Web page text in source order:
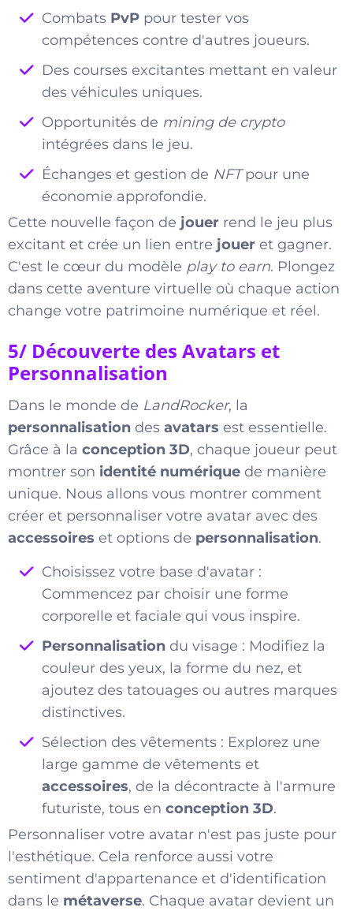
Combats PvP pour tester vos
compétences contre d'autres joueurs.
Des courses excitantes mettant en valeur
des véhicules uniques.
Opportunités de mining de crypto
intégrées dans le jeu.
Échanges et gestion de NFTpour une
économie approfondie.
Cette nouvelle façon de jouer rend le jeu plus
excitant et crée un lien entre jouer et gagner.
C'est le cœur du modèle play to earn. Plongez
dans cette aventure virtuelle où chaque action
change votre patrimoine numérique et réel.
5/ Découverte des Avatars et
Personnalisation
Dans le monde de LandRocker, la
personnalisation des avatars est essentielle.
Grâce à la conception 3D, chaque joueur peut
montrer son identité numérique de manière
unique. Nous allons vous montrer comment
créer et personnaliser votre avatar avec des
accessoires et options de personnalisation.
Choisissez votre base d'avatar :
Commencez par choisir une forme
corporelle et faciale qui vous inspire.
Personnalisation du visage : Modifiez la
couleur des yeux, la forme du nez, et
ajoutez des tatouages ou autres marques
distinctives.
Sélection des vêtements : Explorez une
large gamme de vêtements et
accessoires, de la décontracte à l'armure
futuriste, tous en conception 3D.
Personnaliser votre avatar n'est pas juste pour
l'esthétique. Cela renforce aussi votre
sentiment d'appartenance et d'identification
dans le métaverse. Chaque avatar devient un